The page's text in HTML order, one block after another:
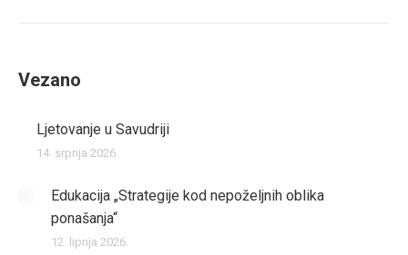
Vezano
Ljetovanje u Savudriji
14. srpnja 2026.
Edukacija „Strategije kod nepoželjnih oblika
ponašanja“
12. lipnja 2026.